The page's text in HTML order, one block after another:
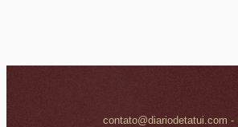
contato@diariodetatui.com